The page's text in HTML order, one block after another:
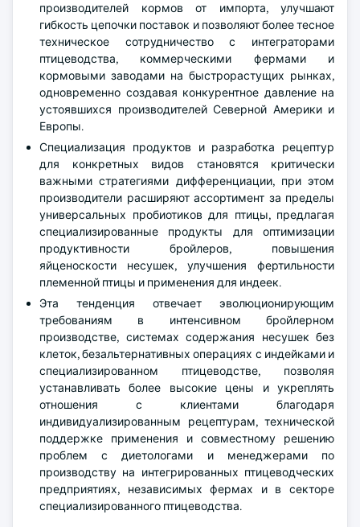
производителей кормов от импорта, улучшают
гибкость цепочки поставок и позволяют более тесное
техническое сотрудничество с интеграторами
птицеводства, коммерческими фермами и
кормовыми заводами на быстрорастущих рынках,
одновременно создавая конкурентное давление на
устоявшихся производителей Северной Америки и
Европы.
Специализация продуктов и разработка рецептур
для конкретных видов становятся критически
важными стратегиями дифференциации, при этом
производители расширяют ассортимент за пределы
универсальных пробиотиков для птицы, предлагая
специализированные продукты для оптимизации
продуктивности бройлеров, повышения
яйценоскости несушек, улучшения фертильности
племенной птицы и применения для индеек.
Эта тенденция отвечает эволюционирующим
требованиям в интенсивном бройлерном
производстве, системах содержания несушек без
клеток, безальтернативных операциях с индейками и
специализированном птицеводстве, позволяя
устанавливать более высокие цены и укреплять
отношения с клиентами благодаря
индивидуализированным рецептурам, технической
поддержке применения и совместному решению
проблем с диетологами и менеджерами по
производству на интегрированных птицеводческих
предприятиях, независимых фермах и в секторе
специализированного птицеводства.